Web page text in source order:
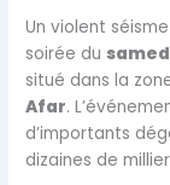
Un violent
soirée du
situé dans la
Afar.
d’importants
dizaines de